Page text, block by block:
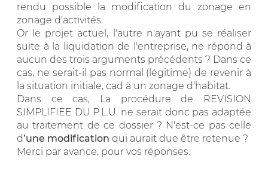
rendu possible la modification du zonage en
zonage d'activités.
Or le projet actuel, l'autre n'ayant pu se réaliser
suite à la liquidation de l'entreprise, ne répond à
aucun des trois arguments précédents ? Dans ce
cas, ne serait-il pas normal (légitime) de revenir à
la situation initiale, cad à un zonage d’habitat.
Dans ce cas, La procédure de REVISION
SIMPLIFIEE DU P.L.U. ne serait donc pas adaptée
au traitement de ce dossier ? N'est-ce pas celle
d’une modification qui aurait due être retenue ?
Merci par avance, pour vos réponses.